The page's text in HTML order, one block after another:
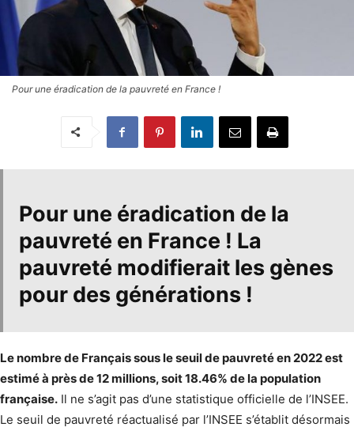
Pour une éradication de la pauvreté en France !
Pour une éradication de la
pauvreté en France ! La
pauvreté modifierait les gènes
pour des générations !
Le nombre de Français sous le seuil de pauvreté en 2022 est
estimé à près de 12 millions, soit 18.46% de la population
française. Il ne s’agit pas d’une statistique officielle de l’INSEE.
Le seuil de pauvreté réactualisé par l’INSEE s’établit désormais